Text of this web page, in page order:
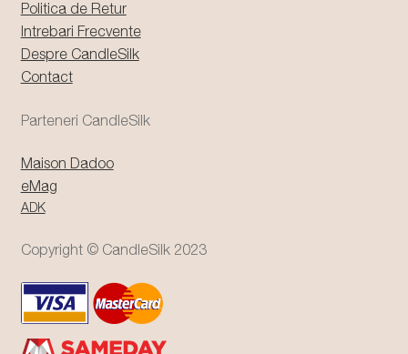
Politica de Retur
Intrebari Frecvente
Despre CandleSilk
Contact
Parteneri CandleSilk
Maison Dadoo
eMag
ADK
Copyright © CandleSilk 2023